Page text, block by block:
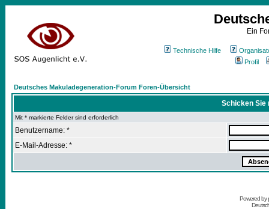
Ein
Technische Hilfe
Profil
Deutsches Makuladegeneration-Forum Foren-Übersicht
Schicken Sie
Mit * markierte Felder sind erforderlich
Benutzername: *
E-Mail-Adresse: *
Powered by